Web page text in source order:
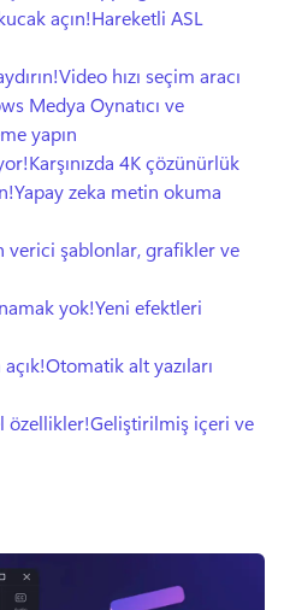
açın!Hareketli ASL
hızı seçim aracı
Medya Oynatıcı ve
yapın
4K çözünürlük
zeka metin okuma
verici şablonlar, grafikler ve
yok!Yeni efektleri
alt yazıları
özellikler!Geliştirilmiş içeri ve